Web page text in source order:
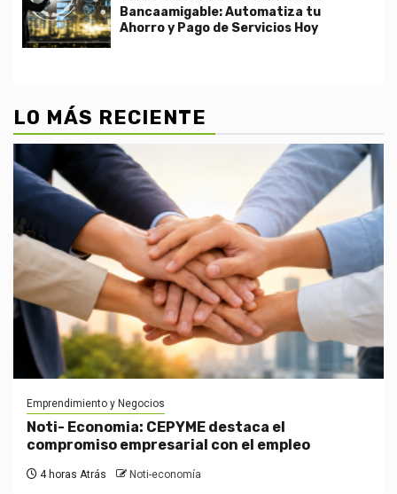
Bancaamigable: Automatiza tu
Ahorro y Pago de Servicios Hoy
LO MÁS RECIENTE
Emprendimiento y Negocios
Noti- Economia: CEPYME destaca el
compromiso empresarial con el empleo
4 horas Atrás Noti-economía